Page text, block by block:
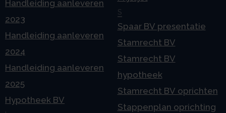
Handleiding aanleveren
2023
Handleiding aanleveren
2024
Handleiding aanleveren
2025
Hypotheek BV
S
Spaar BV presentatie
Stamrecht BV
Stamrecht BV
hypotheek
Stamrecht BV oprichten
Stappenplan oprichting